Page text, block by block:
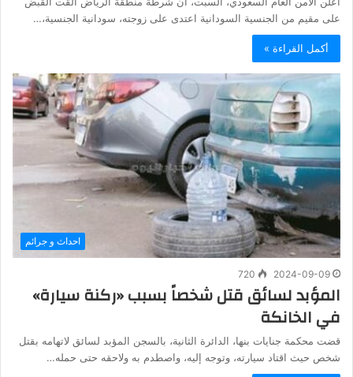
على مقيم من الجنسية السودانية اعتدى على زوجته، سودانية الجنسية،…
أكمل القراءة »
احداث و جرائم
2024-09-09
720
المؤبد لسائق قتل شخصاً بسبب «ركنة سيارة»
في الخانكة
قضت محكمة جنايات بنها، الدائرة الثانية، بالسجن المؤبد لسائق لاتهامه بقتل
شخص حيث اقتاد سيارته، وتوجه إليه، واصطدم به ولاحقه حتى حمله…